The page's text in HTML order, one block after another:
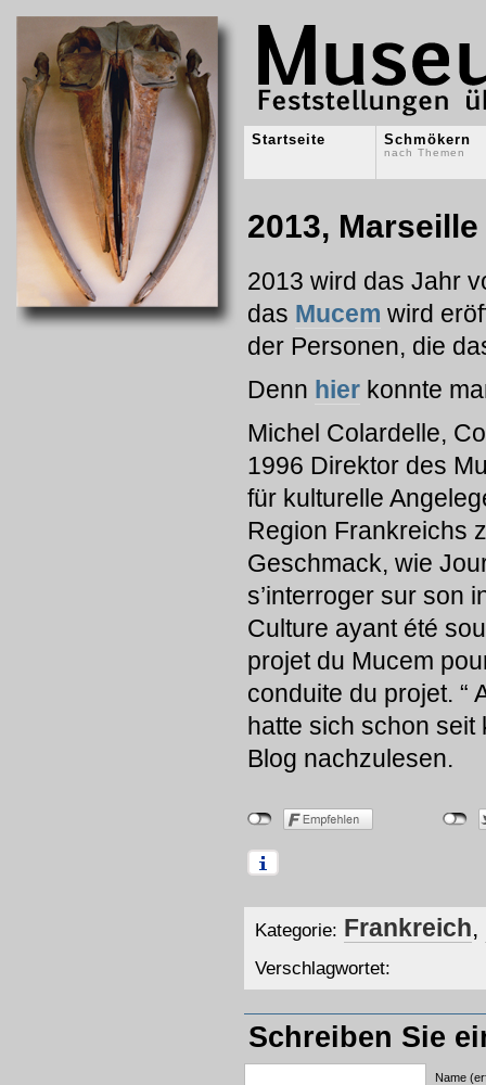
Startseite Schmökern
nach Themen
2013, Marseille
2013 wird das Jahr
das Mucem wird
der Personen, die
Denn hier konnte
Michel Colardelle,
1996 Direktor des
für kulturelle
Region Frankreichs
Geschmack, wie
s’interroger sur son
Culture ayant été
projet du Mucem
conduite du projet. “
hatte sich schon
Blog nachzulesen.
Kategorie: Frankreich,
Verschlagwortet:
Schreiben Sie
Name